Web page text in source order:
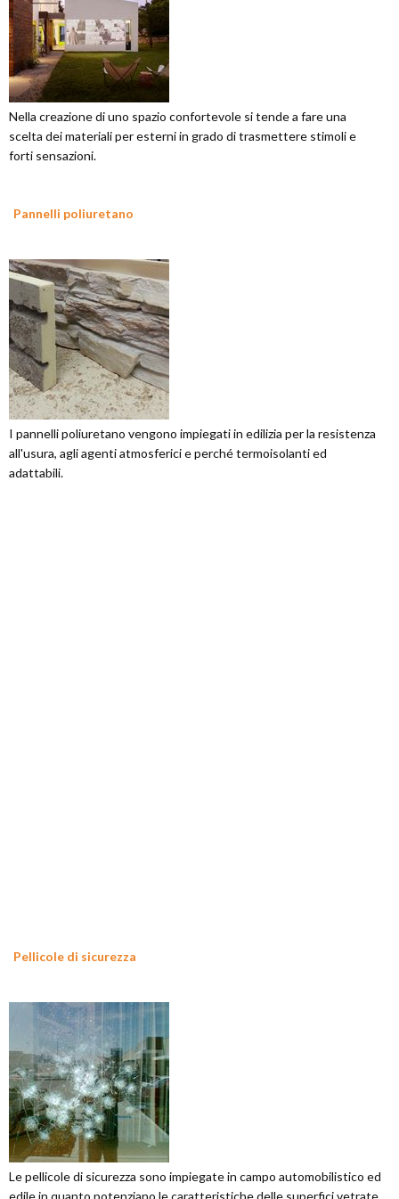
Nella creazione di uno spazio confortevole si tende a fare una
scelta dei materiali per esterni in grado di trasmettere stimoli e
forti sensazioni.
Pannelli poliuretano
I pannelli poliuretano vengono impiegati in edilizia per la resistenza
all'usura, agli agenti atmosferici e perché termoisolanti ed
adattabili.
Pellicole di sicurezza
Le pellicole di sicurezza sono impiegate in campo automobilistico ed
edile in quanto potenziano le caratteristiche delle superfici vetrate.